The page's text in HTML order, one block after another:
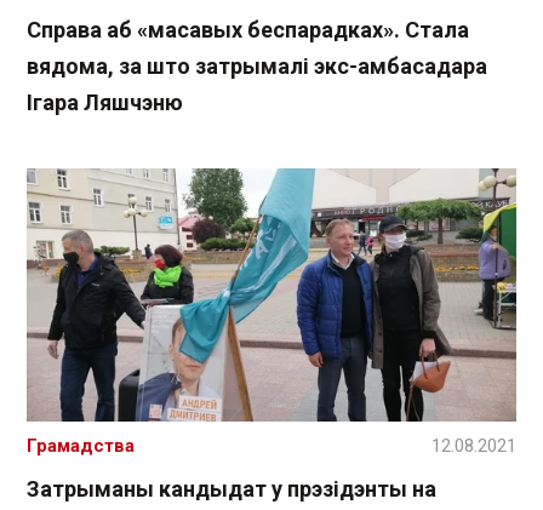
Справа аб «масавых беспарадках». Стала
вядома, за што затрымалі экс-амбасадара
Ігара Ляшчэню
Затрыманы кандыдат у прэзідэнты на
Грамадства 12.08.2021